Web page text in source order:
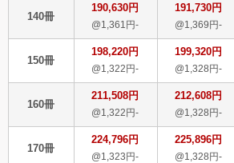
140冊
190,630円
@1,361円-
191,730円
@1,369円-
150冊
198,220円
@1,322円-
199,320円
@1,328円-
160冊
211,508円
@1,322円-
212,608円
@1,328円-
170冊
224,796円
@1,323円-
225,896円
@1,328円-